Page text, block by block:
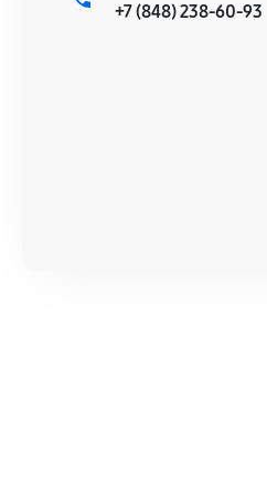
+7 (848) 238-60-93